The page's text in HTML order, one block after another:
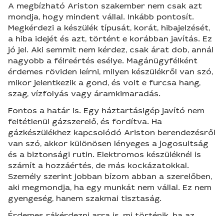
A megbízható Ariston szakember nem csak azt
mondja, hogy mindent vállal. Inkább pontosít.
Megkérdezi a készülék típusát, korát, hibajelzését,
a hiba idejét és azt, történt e korábban javítás. Ez
jó jel. Aki semmit nem kérdez, csak árat dob, annál
nagyobb a félreértés esélye. Magánügyfélként
érdemes röviden leírni, milyen készülékről van szó,
mikor jelentkezik a gond, és volt e furcsa hang,
szag, vízfolyás vagy áramkimaradás.
Fontos a határ is. Egy háztartásigép javító nem
feltétlenül gázszerelő, és fordítva. Ha
gázkészülékhez kapcsolódó Ariston berendezésről
van szó, akkor különösen lényeges a jogosultság
és a biztonsági rutin. Elektromos készüléknél is
számít a hozzáértés, de más kockázatokkal.
Személy szerint jobban bízom abban a szerelőben,
aki megmondja, ha egy munkát nem vállal. Ez nem
gyengeség, hanem szakmai tisztaság.